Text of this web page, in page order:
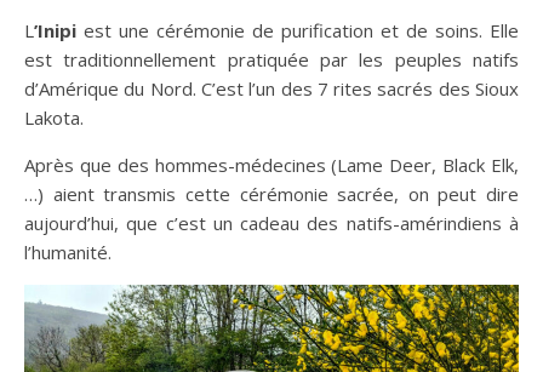
L’Inipi est une cérémonie de purification et de soins. Elle
est traditionnellement pratiquée par les peuples natifs
d’Amérique du Nord. C’est l’un des 7 rites sacrés des Sioux
Lakota.
Après que des hommes-médecines (Lame Deer, Black Elk,
…) aient transmis cette cérémonie sacrée, on peut dire
aujourd’hui, que c’est un cadeau des natifs-amérindiens à
l’humanité.